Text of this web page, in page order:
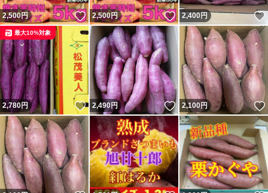
2,500円 いいね！
2,500円 いいね！
2,400円
2,780円 いいね！
最大10%対象
2,490円 いいね！
2,100円